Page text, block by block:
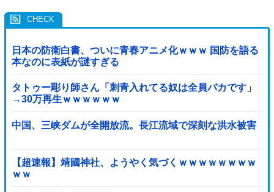
日本の防衛白書、ついに青春アニメ化ｗｗｗ 国防を語る
本なのに表紙が謎すぎる
タトゥー彫り師さん「刺青入れてる奴は全員バカです」
→30万再生ｗｗｗｗｗｗ
中国、三峡ダムが全開放流。長江流域で深刻な洪水被害
【超速報】靖國神社、ようやく気づくｗｗｗｗｗｗｗｗ
ｗｗ